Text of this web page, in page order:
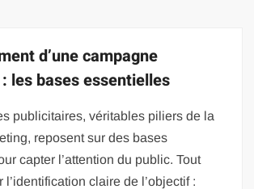
d’une campagne
les bases essentielles
publicitaires, véritables piliers de la
reposent sur des bases
capter l’attention du public. Tout
l’identification claire de l’objectif :